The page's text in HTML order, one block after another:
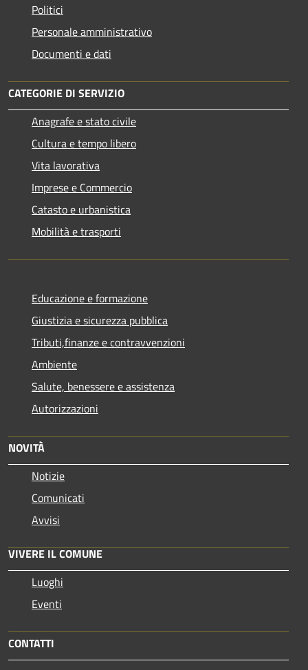
Politici
Personale amministrativo
Documenti e dati
CATEGORIE DI SERVIZIO
Anagrafe e stato civile
Cultura e tempo libero
Vita lavorativa
Imprese e Commercio
Catasto e urbanistica
Mobilità e trasporti
Educazione e formazione
Giustizia e sicurezza pubblica
Tributi,finanze e contravvenzioni
Ambiente
Salute, benessere e assistenza
Autorizzazioni
NOVITÀ
Notizie
Comunicati
Avvisi
VIVERE IL COMUNE
Luoghi
Eventi
CONTATTI